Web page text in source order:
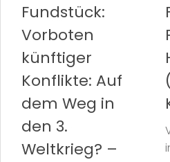
Fundstück:
Vorboten
künftiger
Konflikte: Auf
dem Weg in
den 3.
Weltkrieg? –